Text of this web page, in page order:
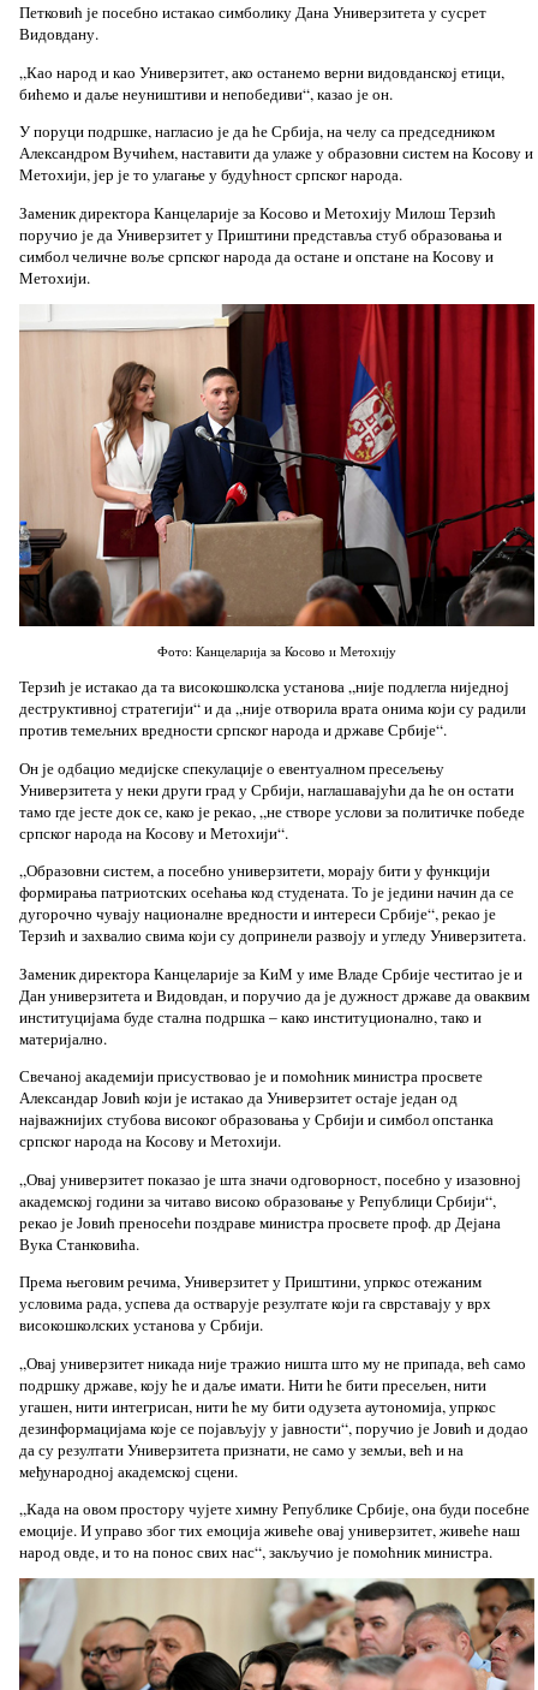
Петковић је посебно истакао симболику Дана Универзитета у сусрет
Видовдану.
„Као народ и као Универзитет, ако останемо верни видовданској етици,
бићемо и даље неуништиви и непобедиви“, казао је он.
У поруци подршке, нагласио је да ће Србија, на челу са председником
Александром Вучићем, наставити да улаже у образовни систем на Косову и
Метохији, јер је то улагање у будућност српског народа.
Заменик директора Канцеларије за Косово и Метохију Милош Терзић
поручио је да Универзитет у Приштини представља стуб образовања и
симбол челичне воље српског народа да остане и опстане на Косову и
Метохији.
Фото: Канцеларија за Косово и Метохију
Терзић је истакао да та високошколска установа „није подлегла ниједној
деструктивној стратегији“ и да „није отворила врата онима који су радили
против темељних вредности српског народа и државе Србије“.
Он је одбацио медијске спекулације о евентуалном пресељењу
Универзитета у неки други град у Србији, наглашавајући да ће он остати
тамо где јесте док се, како је рекао, „не створе услови за политичке победе
српског народа на Косову и Метохији“.
„Образовни систем, а посебно универзитети, морају бити у функцији
формирања патриотских осећања код студената. То је једини начин да се
дугорочно чувају националне вредности и интереси Србије“, рекао је
Терзић и захвалио свима који су допринели развоју и угледу Универзитета.
Заменик директора Канцеларије за КиМ у име Владе Србије честитао је и
Дан универзитета и Видовдан, и поручио да је дужност државе да оваквим
институцијама буде стална подршка – како институционално, тако и
материјално.
Свечаној академији присуствовао је и помоћник министра просвете
Александар Јовић који је истакао да Универзитет остаје један од
најважнијих стубова високог образовања у Србији и симбол опстанка
српског народа на Косову и Метохији.
„Овај универзитет показао је шта значи одговорност, посебно у изазовној
академској години за читаво високо образовање у Републици Србији“,
рекао је Јовић преносећи поздраве министра просвете проф. др Дејана
Вука Станковића.
Према његовим речима, Универзитет у Приштини, упркос отежаним
условима рада, успева да остварује резултате који га сврставају у врх
високошколских установа у Србији.
„Овај универзитет никада није тражио ништа што му не припада, већ само
подршку државе, коју ће и даље имати. Нити ће бити пресељен, нити
угашен, нити интегрисан, нити ће му бити одузета аутономија, упркос
дезинформацијама које се појављују у јавности“, поручио је Јовић и додао
да су резултати Универзитета признати, не само у земљи, већ и на
међународној академској сцени.
„Када на овом простору чујете химну Републике Србије, она буди посебне
емоције. И управо због тих емоција живеће овај универзитет, живеће наш
народ овде, и то на понос свих нас“, закључио је помоћник министра.